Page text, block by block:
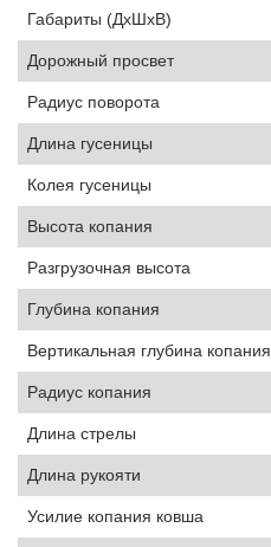
Габариты (ДxШxВ)
Дорожный просвет
Радиус поворота
Длина гусеницы
Колея гусеницы
Высота копания
Разгрузочная высота
Глубина копания
Вертикальная глубина копания
Радиус копания
Длина стрелы
Длина рукояти
Усилие копания ковша